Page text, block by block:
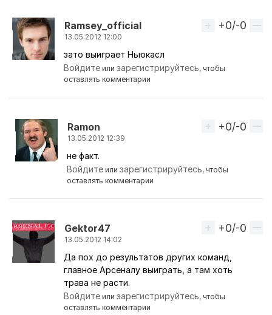
Ramsey_official
13.05.2012 12:00
Ответ на комментарий пользователяRamon
Вверх
+0/-0
зато выиграет Ньюкасл
Войдите илизарегистрируйтесь, чтобы
оставлять комментарии
Ramon
13.05.2012 12:39
Ответ на комментарий пользователя
Вверх
+0/-0
не факт.
Войдите илизарегистрируйтесь, чтобы
оставлять комментарии
Gektor47
13.05.2012 14:02
Ответ на комментарий пользователяRamon
Вверх
+0/-0
Да пох до результатов других команд,
главное Арсеналу выиграть, а там хоть
трава не расти.
Войдите илизарегистрируйтесь, чтобы
оставлять комментарии